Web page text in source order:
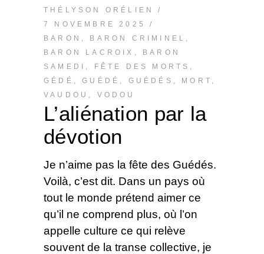
THÉLYSON ORÉLIEN
7 NOVEMBRE 2025
BARON , BARON CRIMINEL ,
BARON LACROIX , BARON
SAMEDI , FÊTE DES MORTS ,
GÉDÉ ,GUÉDÉ , GUÉDÉS , MORT ,
VAUDOU , VODOU
L’aliénation par la
dévotion
Je n’aime pas la fête des Guédés.
Voilà, c’est dit. Dans un pays où
tout le monde prétend aimer ce
qu’il ne comprend plus, où l’on
appelle culture ce qui relève
souvent de la transe collective, je